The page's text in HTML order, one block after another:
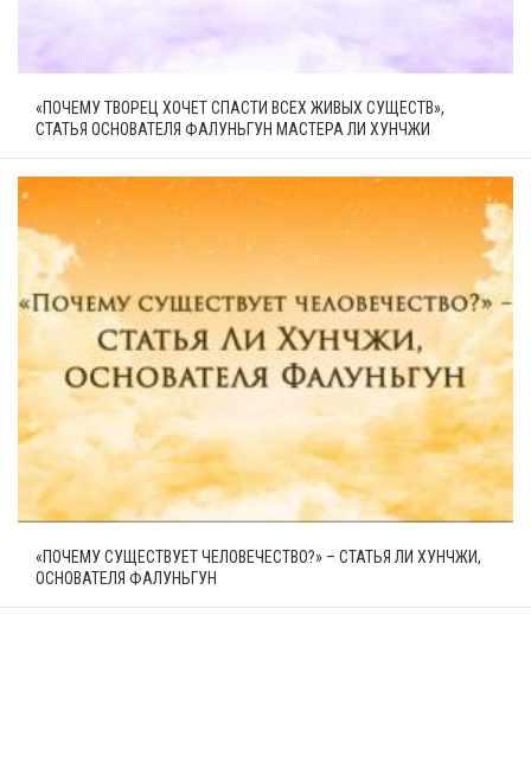
«ПОЧЕМУ ТВОРЕЦ ХОЧЕТ СПАСТИ ВСЕХ ЖИВЫХ СУЩЕСТВ»,
СТАТЬЯ ОСНОВАТЕЛЯ ФАЛУНЬГУН МАСТЕРА ЛИ ХУНЧЖИ
«ПОЧЕМУ СУЩЕСТВУЕТ ЧЕЛОВЕЧЕСТВО?» – СТАТЬЯ ЛИ ХУНЧЖИ,
ОСНОВАТЕЛЯ ФАЛУНЬГУН